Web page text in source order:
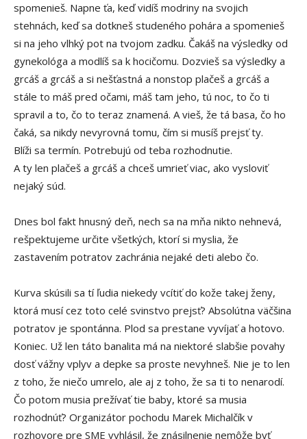
spomenieš. Napne ťa, keď vidíš modriny na svojich
stehnách, keď sa dotkneš studeného pohára a spomenieš
si na jeho vlhký pot na tvojom zadku. Čakáš na výsledky od
gynekológa a modlíš sa k hocičomu. Dozvieš sa výsledky a
grcáš a grcáš a si nešťastná a nonstop plačeš a grcáš a
stále to máš pred očami, máš tam jeho, tú noc, to čo ti
spravil a to, čo to teraz znamená. A vieš, že tá basa, čo ho
čaká, sa nikdy nevyrovná tomu, čím si musíš prejsť ty.
Blíži sa termín. Potrebujú od teba rozhodnutie.
A ty len plačeš a grcáš a chceš umrieť viac, ako vysloviť
nejaký súd.
Dnes bol fakt hnusný deň, nech sa na mňa nikto nehnevá,
rešpektujeme určite všetkých, ktorí si myslia, že
zastavením potratov zachránia nejaké deti alebo čo.
Kurva skúsili sa tí ľudia niekedy vcítiť do kože takej ženy,
ktorá musí cez toto celé svinstvo prejsť? Absolútna väčšina
potratov je spontánna. Plod sa prestane vyvíjať a hotovo.
Koniec. Už len táto banalita má na niektoré slabšie povahy
dosť vážny vplyv a depke sa proste nevyhneš. Nie je to len
z toho, že niečo umrelo, ale aj z toho, že sa ti to nenarodí.
Čo potom musia prežívať tie baby, ktoré sa musia
rozhodnúť? Organizátor pochodu Marek Michalčík v
rozhovore pre SME vyhlásil, že znásilnenie nemôže byť